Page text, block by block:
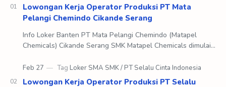
Lowongan Kerja Operator Produksi PT Mata
Pelangi Chemindo Cikande Serang
Info Loker Banten PT Mata Pelangi Chemindo (Matapel
Chemicals) Cikande Serang SMK Matapel Chemicals dimulai
Lowongan Kerja Operator Produksi PT Selalu